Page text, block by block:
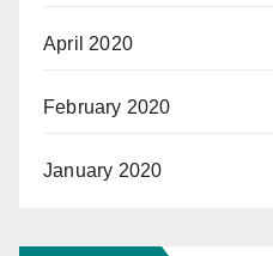
April 2020
February 2020
January 2020